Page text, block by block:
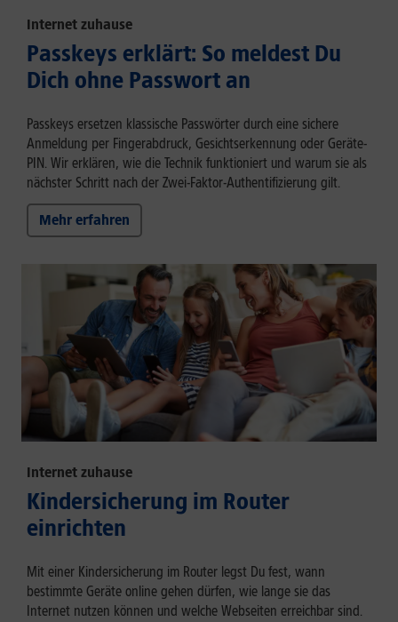
Internet zuhause
Passkeys erklärt: So meldest Du
Dich ohne Passwort an
Passkeys ersetzen klassische Passwörter durch eine sichere
Anmeldung per Fingerabdruck, Gesichtserkennung oder Geräte-
PIN. Wir erklären, wie die Technik funktioniert und warum sie als
nächster Schritt nach der Zwei-Faktor-Authentifizierung gilt.
Mehr erfahren
Internet zuhause
Kindersicherung im Router
einrichten
Mit einer Kindersicherung im Router legst Du fest, wann
bestimmte Geräte online gehen dürfen, wie lange sie das
Internet nutzen können und welche Webseiten erreichbar sind.